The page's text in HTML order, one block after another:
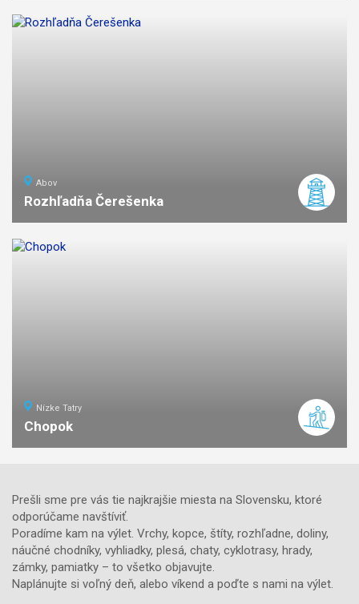
Abov
Rozhľadňa Čerešenka
Nízke Tatry
Chopok
Prešli sme pre vás tie najkrajšie miesta na Slovensku, ktoré
odporúčame navštíviť.
Poradíme kam na výlet. Vrchy, kopce, štíty, rozhľadne, doliny,
náučné chodníky, vyhliadky, plesá, chaty, cyklotrasy, hrady,
zámky, pamiatky – to všetko objavujte.
Naplánujte si voľný deň, alebo víkend a poďte s nami na výlet.